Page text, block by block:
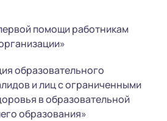
помощи работникам
образовательного
и лиц с ограниченными
в образовательной
образования»